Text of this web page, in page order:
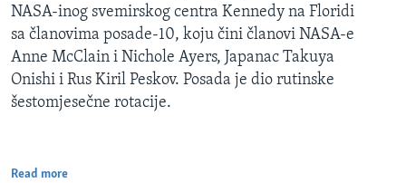
NASA-inog svemirskog centra Kennedy na Floridi
sa članovima posade-10, koju čini članovi NASA-e
Anne McClain i Nichole Ayers, Japanac Takuya
Onishi i Rus Kiril Peskov. Posada je dio rutinske
šestomjesečne rotacije.
Read more